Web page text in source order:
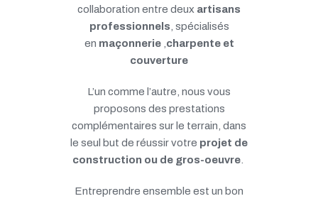
collaboration entre deux artisans
professionnels , spécialisés
en maçonnerie charpente et
couverture
L’un comme l’autre, nous vous
proposons des prestations
complémentaires sur le terrain, dans
le seul but de réussir votre projet de
construction ou de gros-oeuvre
Entreprendre ensemble est un bon